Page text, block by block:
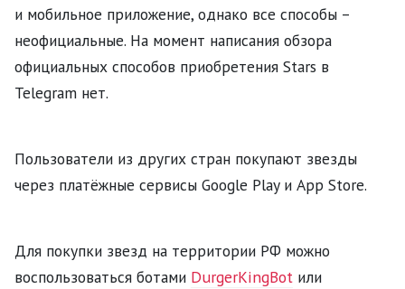
и мобильное приложение, однако все способы –
неофициальные. На момент написания обзора
официальных способов приобретения Stars в
Telegram нет.
Пользователи из других стран покупают звезды
через платёжные сервисы Google Play и App Store.
Для покупки звезд на территории РФ можно
воспользоваться ботами DurgerKingBot или